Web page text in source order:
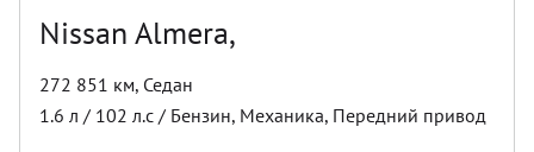
Nissan Almera,
272 851 км, Седан
1.6 л / 102 л.с / Бензин, Механика, Передний привод